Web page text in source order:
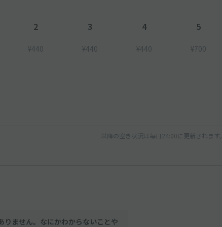
2
¥440
3
¥440
4
¥440
5
¥700
以降の空き状況は毎日24:00に更新されます。
りません。なにかわからないことや